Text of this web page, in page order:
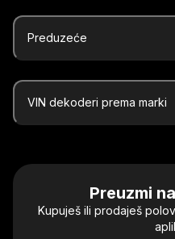
Preduzeće
VIN dekoderi prema marki
Preuzmi
Kupuješ ili prodaješ